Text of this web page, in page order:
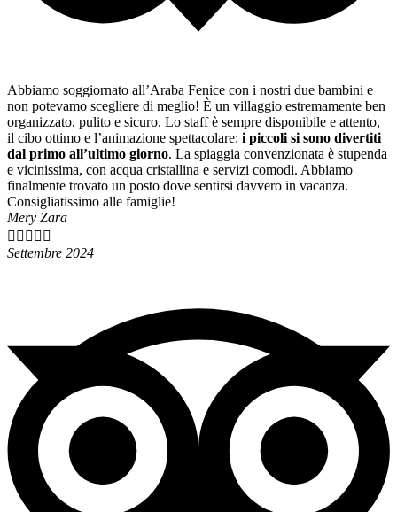
Abbiamo soggiornato all’Araba Fenice con i nostri due bambini e
non potevamo scegliere di meglio! È un villaggio estremamente ben
organizzato, pulito e sicuro. Lo staff è sempre disponibile e attento,
il cibo ottimo e l’animazione spettacolare: i piccoli si sono divertiti
dal primo all’ultimo giorno. La spiaggia convenzionata è stupenda
e vicinissima, con acqua cristallina e servizi comodi. Abbiamo
finalmente trovato un posto dove sentirsi davvero in vacanza.
Consigliatissimo alle famiglie!
Mery Zara
    
Settembre 2024